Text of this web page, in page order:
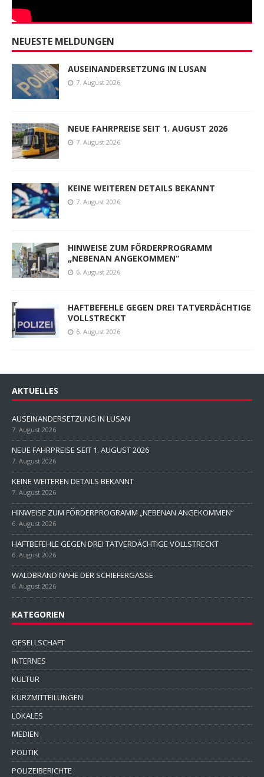
NEUESTE MELDUNGEN
AUSEINANDERSETZUNG IN LUSAN
7. August 2026
NEUE FAHRPREISE SEIT 1. AUGUST 2026
7. August 2026
KEINE WEITEREN DETAILS BEKANNT
7. August 2026
HINWEISE ZUM FÖRDERPROGRAMM
„NEBENAN ANGEKOMMEN“
6. August 2026
HAFTBEFEHLE GEGEN DREI TATVERDÄCHTIGE
VOLLSTRECKT
6. August 2026
AKTUELLES
AUSEINANDERSETZUNG IN LUSAN
7. August 2026
NEUE FAHRPREISE SEIT 1. AUGUST 2026
7. August 2026
KEINE WEITEREN DETAILS BEKANNT
7. August 2026
HINWEISE ZUM FÖRDERPROGRAMM „NEBENAN ANGEKOMMEN“
6. August 2026
HAFTBEFEHLE GEGEN DREI TATVERDÄCHTIGE VOLLSTRECKT
6. August 2026
WALDBRAND NAHE DER SCHIEFERGASSE
6. August 2026
KATEGORIEN
GESELLSCHAFT
INTERNES
KULTUR
KURZMITTEILUNGEN
LOKALES
MEDIEN
POLITIK
POLIZEIBERICHTE